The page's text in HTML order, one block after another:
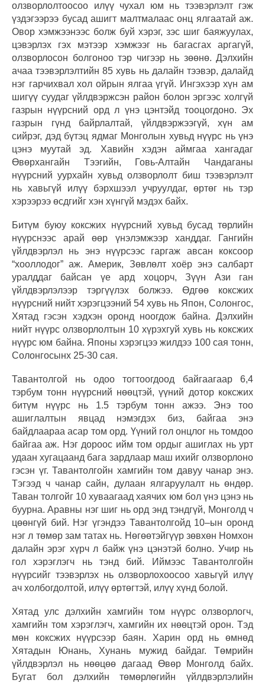
олзворлолтоосоо илүү чухал юм нь тээвэрлэлт гэж
үздэгээрээ бусад ашигт малтмалаас онц ялгаатай аж.
Овор хэмжээнээс болж буй хэрэг, зэс шиг баяжуулах,
цэвэрлэх гэх мэтээр хэмжээг нь багасгах аргагүй,
олзворлосон болгоноо тэр чигээр нь зөөнө. Дэлхийн
ачаа тээвэрлэлтийн 85 хувь нь далайн тээвэр, далайд
нэг гарчихвал хол ойрын ялгаа үгүй. Ингэхээр хүн ам
шигүү суудаг үйлдвэржсэн район болон эргээс холгүй
газрын нүүрсний орд л үнэ цэнтэйд тооцогдоно. Эх
газрын гүнд байрлалтай, үйлдвэржээгүй, хүн ам
сийрэг, дэд бүтэц ядмаг Монголын хувьд нүүрс нь үнэ
цэнэ муутай эд. Хавийн хэдэн аймгаа хангадаг
Өвөрхангайн Тээгийн, Говь-Алтайн Чандаганы
нүүрсний уурхайн хувьд олзворлолт биш тээвэрлэлт
нь хавьгүй илүү бэрхшээл учруулдаг, өртөг нь тэр
хэрээрээ өсдгийг хэн хүнгүй мэдэх байх.
Битүм буюу коксжих нүүрсний хувьд бусад төрлийн
нүүрснээс арай өөр үнэлэмжээр ханддаг. Гангийн
үйлдвэрлэл нь энэ нүүрсээс гаргаж авсан коксоор
“хооллодог” аж. Америк, Зөвлөлт хоёр энэ салбарт
уралддаг байсан үе ард хоцорч, Зүүн Ази ган
үйлдвэрлэлээр тэргүүлэх болжээ. Өдгөө коксжих
нүүрсний нийт хэрэгцээний 54 хувь нь Япон, Солонгос,
Хятад гэсэн хэдхэн оронд ноогдож байна. Дэлхийн
нийт нүүрс олзворлолтын 10 хүрэхгуй хувь нь коксжих
нүүрс юм байна. Японы хэрэгцээ жилдээ 100 сая тонн,
Солонгосынх 25-30 сая.
Тавантолгой нь одоо тогтоогдоод байгаагаар 6,4
тэрбум тонн нүүрсний нөөцтэй, үүний дотор коксжих
битүм нүүрс нь 1.5 тэрбум тонн ажээ. Энэ тоо
ашиглалтын явцад нэмэгдэх биз, байгаа энэ
байдлаараа асар том орд. Үүний гол онцлог нь томдоо
байгаа аж. Нэг дороос ийм том ордыг ашиглах нь урт
удаан хугацаанд бага зардлаар маш ихийг олзворлоно
гэсэн үг. Тавантолгойн хамгийн том давуу чанар энэ.
Тэгээд ч чанар сайн, дулаан ялгаруулалт нь өндөр.
Таван толгойг 10 хуваагаад хаячих юм бол үнэ цэнэ нь
буурна. Аравны нэг шиг нь орд энд тэндгүй, Монголд ч
цөөнгүй бий. Нэг үгэндээ Тавантолгойд 10–ын оронд
нэг л төмөр зам татах нь. Нөгөөтэйгүүр зөвхөн Номхон
далайн эрэг хүрч л байж үнэ цэнэтэй болно. Учир нь
гол хэрэглэгч нь тэнд бий. Иймээс Тавантолгойн
нүүрсийг тээвэрлэх нь олзворлохоосоо хавьгүй илүү
ач холбогдолтой, илүү өртөгтэй, илүү хүнд болой.
Хятад улс дэлхийн хамгийн том нүүрс олзворлогч,
хамгийн том хэрэглэгч, хамгийн их нөөцтэй орон. Тэд
мөн коксжих нүүрсээр баян. Харин орд нь өмнөд
Хятадын Юнань, Хунань мужид байдаг. Төмрийн
үйлдвэрлэл нь нөөцөө дагаад Өвөр Монголд байх.
Бугат бол дэлхийн төмөрлөгийн үйлдвэрлэлийн